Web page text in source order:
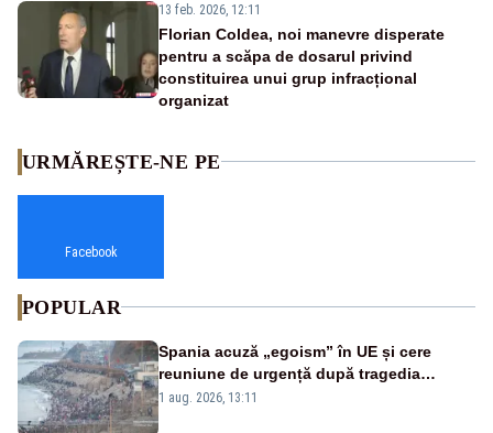
13 feb. 2026, 12:11
Florian Coldea, noi manevre disperate
pentru a scăpa de dosarul privind
constituirea unui grup infracțional
organizat
URMĂREȘTE-NE PE
Facebook
POPULAR
Spania acuză „egoism” în UE și cere
reuniune de urgență după tragedia
migranților din Ceuta. Zeci de oameni au
1 aug. 2026, 13:11